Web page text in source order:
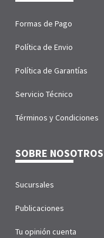
Formas de Pago
Política de Envio
Política de Garantías
Servicio Técnico
Términos y Condiciones
SOBRE NOSOTROS
Sucursales
Publicaciones
Tu opinión cuenta